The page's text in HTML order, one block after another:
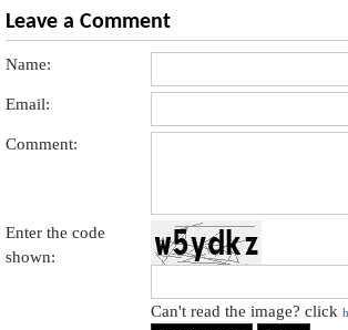
Leave a Comment
Name:
Email:
Comment:
Enter the code
shown:
Can't read the image? click